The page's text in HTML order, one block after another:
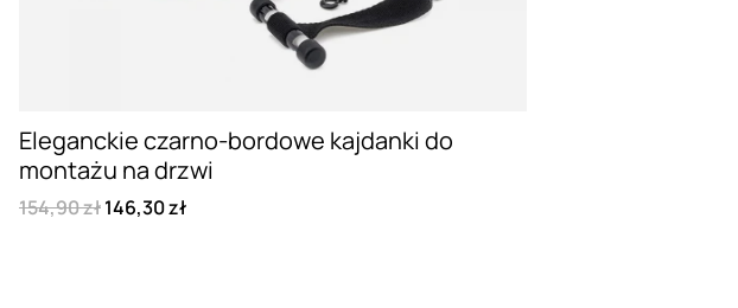
Eleganckie czarno-bordowe kajdanki do
montażu na drzwi
154,90 zł146,30 zł